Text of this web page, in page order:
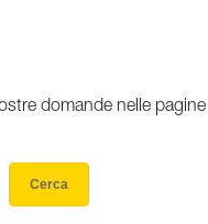
domande nelle
Cerca